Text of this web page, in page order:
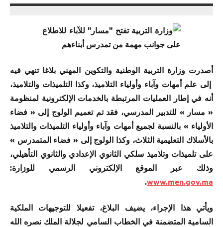
أصدرت وزارة التربية الوطنية والتكوين المهني بلاغا تنهي فيه
إلى علم أمهات وآباء وأولياء التلاميذ، وكذا التلميذات والتلاميذ،
أنه في إطار العمليات المرتبطة بالخدمات الإلكترونية لمنظومة
« مسار » للتدبير المدرسي، فقد تم تعميم الولوج إلى « فضاء
الأولياء » بالنسبة لجميع أمهات وآباء وأولياء التلميذات والتلاميذ
بالأسلاك التعليمية الثلاث، وكذا الولوج إلى « فضاء المتمدرس »
على تلميذات وتلاميذ سلكي الثانوي الإعدادي والثانوي التأهيلي،
وذلك عبر الموقع الإلكتروني الرسمي للوزارة:
www.men.gov.ma
.
ويأتي هذا الإجراء، يضيف البلاغ، تفعيلا للتوجيهات الملكية
السامية المتضمنة في الخطاب السامي لجلالة الملك نصره الله